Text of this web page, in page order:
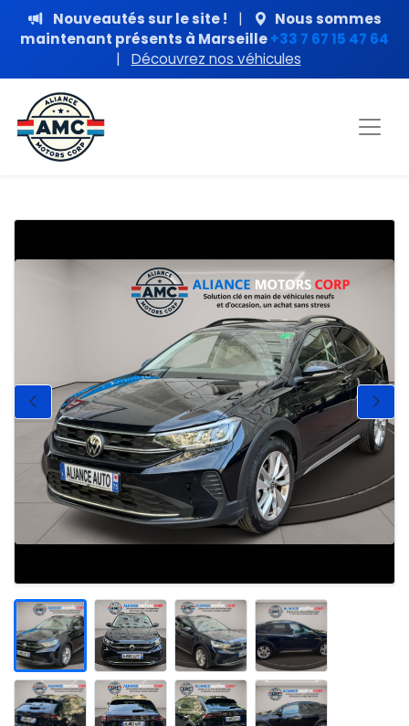
Nouveautés sur le site ! |
Nous sommes
maintenant présents à Marseille+33 7 67 15 47 64
|
Découvrez nos véhicules